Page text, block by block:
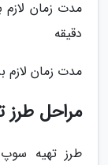
دقیقه
مدت زمان لازم
مراحل طرز
طرز تهیه سوپ